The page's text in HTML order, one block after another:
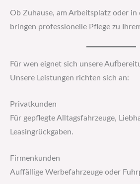
Ob Zuhause, am Arbeitsplatz oder in
bringen professionelle Pflege zu
Für wen eignet sich unsere
Unsere Leistungen richten sich an:
Privatkunden
Für gepflegte Alltagsfahrzeuge,
Leasingrückgaben.
Firmenkunden
Auffällige Werbefahrzeuge oder